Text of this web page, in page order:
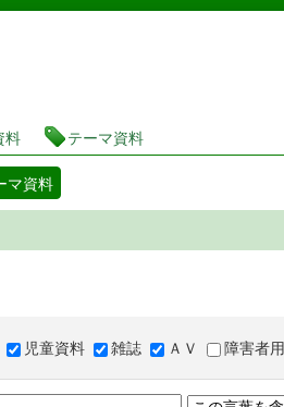
図書館 蔵書検索・予約システム
料 テーマ資料
マ資料
児童資料 雑誌 ＡＶ 障害者用